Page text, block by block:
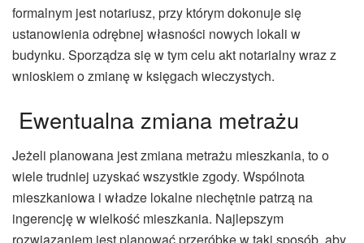
formalnym jest notariusz, przy którym dokonuje się
ustanowienia odrębnej własności nowych lokali w
budynku. Sporządza się w tym celu akt notarialny wraz z
wnioskiem o zmianę w księgach wieczystych.
Ewentualna zmiana metrażu
Jeżeli planowana jest zmiana metrażu mieszkania, to o
wiele trudniej uzyskać wszystkie zgody. Wspólnota
mieszkaniowa i władze lokalne niechętnie patrzą na
ingerencję w wielkość mieszkania. Najlepszym